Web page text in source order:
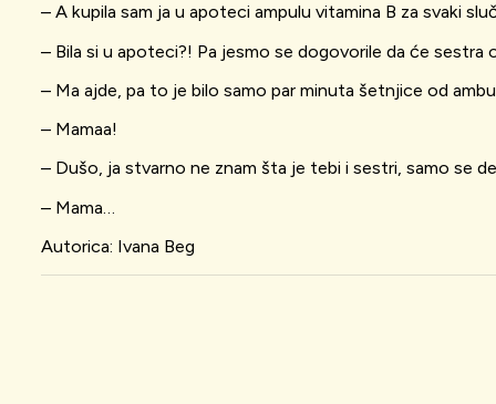
– A kupila sam ja u apoteci ampulu vitamina B za svaki
– Bila si u apoteci?! Pa jesmo se dogovorile da će
– Ma ajde, pa to je bilo samo par minuta šetnjice od
– Mamaa!
– Dušo, ja stvarno ne znam šta je tebi i sestri, samo se
– Mama…
Autorica: Ivana Beg